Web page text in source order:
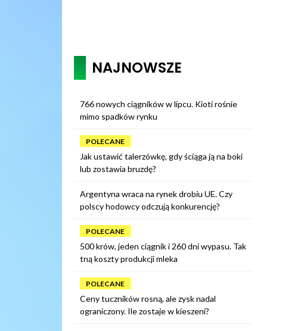
NAJNOWSZE
766 nowych ciągników w lipcu. Kioti rośnie
mimo spadków rynku
POLECANE
Jak ustawić talerzówkę, gdy ściąga ją na boki
lub zostawia bruzdę?
Argentyna wraca na rynek drobiu UE. Czy
polscy hodowcy odczują konkurencję?
POLECANE
500 krów, jeden ciągnik i 260 dni wypasu. Tak
tną koszty produkcji mleka
POLECANE
Ceny tuczników rosną, ale zysk nadal
ograniczony. Ile zostaje w kieszeni?